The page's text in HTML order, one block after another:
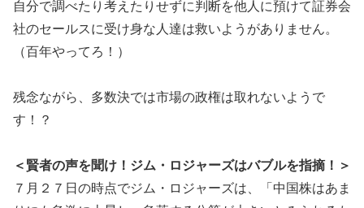
自分で調べたり考えたりせずに判断を他人に預けて証券会
社のセールスに受け身な人達は救いようがありません。
（百年やってろ！）
残念ながら、多数決では市場の政権は取れないようで
す！？
＜賢者の声を聞け！ジム・ロジャーズはバブルを指摘！＞
７月２７日の時点でジム・ロジャーズは、「中国株はあま